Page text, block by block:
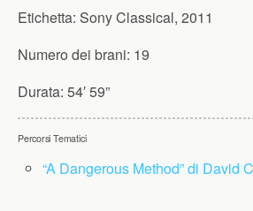
Etichetta: Sony Classical, 2011
Numero dei brani: 19
Durata: 54′ 59”
Percorsi Tematici
“A Dangerous Method” di David